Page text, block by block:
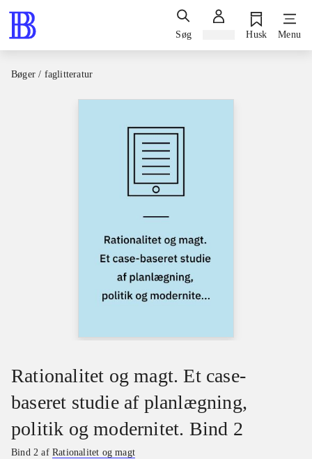
Søg Husk Menu
Bøger / faglitteratur
Rationalitet og magt. Et case-
baseret studie af planlægning,
politik og modernitet. Bind 2
Bind 2 afRationalitet og magt